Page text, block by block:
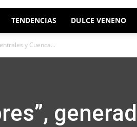
Redacción
TENDENCIAS DULCE VENENO
y Cuenca...